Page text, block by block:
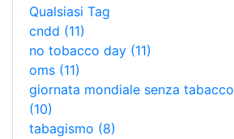
Qualsiasi Tag
cndd (11)
no tobacco day (11)
oms (11)
giornata mondiale senza tabacco
(10)
tabagismo (8)